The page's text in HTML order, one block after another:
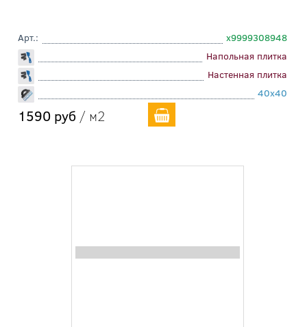
Арт.:
х9999308948
Напольная плитка
Настенная плитка
40x40
1590 руб / м2